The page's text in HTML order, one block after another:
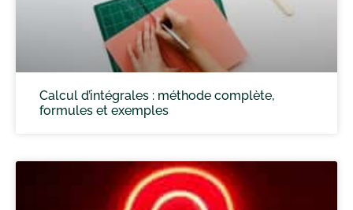
Calcul d’intégrales : méthode complète,
formules et exemples